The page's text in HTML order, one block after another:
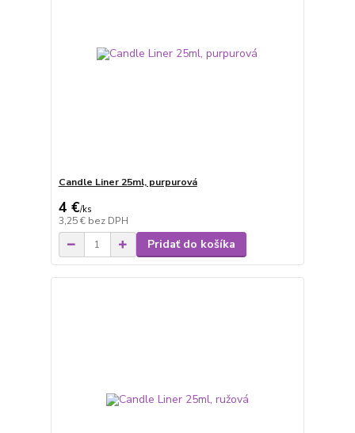
Candle Liner 25ml, purpurová
4 €/ks
3,25 € bez DPH
Pridať do košíka